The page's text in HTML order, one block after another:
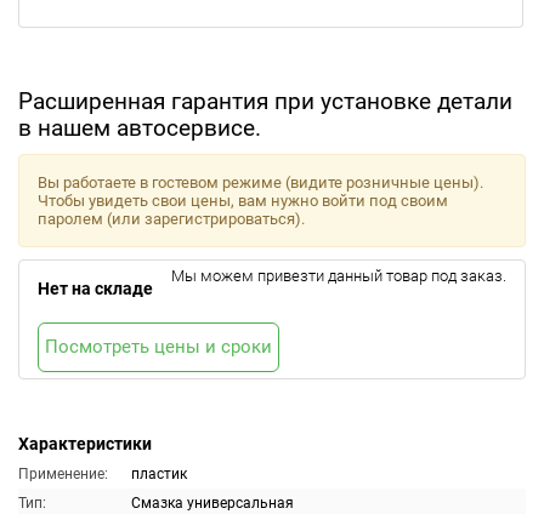
Расширенная гарантия при установке детали
в нашем автосервисе.
Характеристики
Применение:
пластик
Тип:
Смазка универсальная
Вы работаете в гостевом режиме (видите розничные цены).
Чтобы увидеть свои цены, вам нужно войти под своим
паролем (или зарегистрироваться).
Нет на складе
Мы можем привезти данный товар под заказ.
Посмотреть цены и сроки